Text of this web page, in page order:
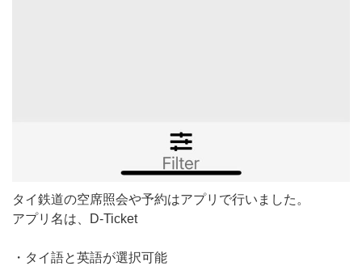
タイ鉄道の空席照会や予約はアプリで行いました。
アプリ名は、D-Ticket
・タイ語と英語が選択可能